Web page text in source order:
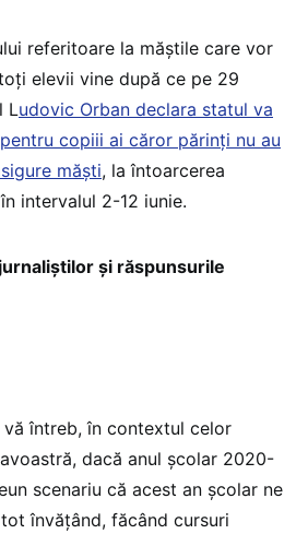
referitoare la măștile care vor
elevii vine după ce pe 29
Ludovic Orban declara statul va
copiii ai căror părinți nu au
măști, la întoarcerea
intervalul 2-12 iunie.
și răspunsurile
vă întreb, în contextul celor
dacă anul școlar 2020-
scenariu că acest an școlar ne
învățând, făcând cursuri